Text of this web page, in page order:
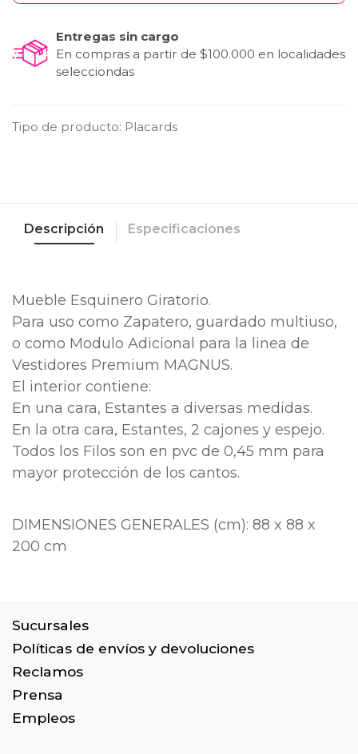
Entregas sin cargo
En compras a partir de $100.000 en localidades
selecciondas
Tipo de producto: Placards
Descripción Especificaciones
Mueble Esquinero Giratorio.
Para uso como Zapatero, guardado multiuso,
o como Modulo Adicional para la linea de
Vestidores Premium MAGNUS.
El interior contiene:
En una cara, Estantes a diversas medidas.
En la otra cara, Estantes, 2 cajones y espejo.
Todos los Filos son en pvc de 0,45 mm para
mayor protección de los cantos.
DIMENSIONES GENERALES (cm): 88 x 88 x
200 cm
Sucursales
Políticas de envíos y devoluciones
Reclamos
Prensa
Empleos